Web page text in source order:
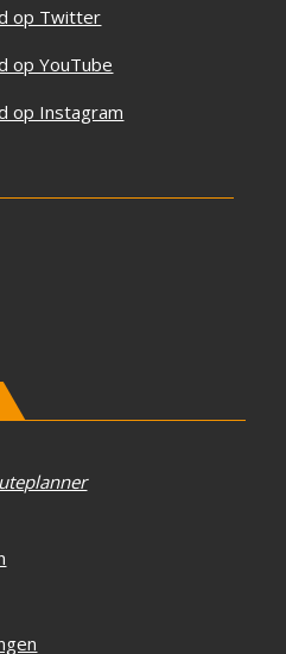
op Twitter
op YouTube
op Instagram